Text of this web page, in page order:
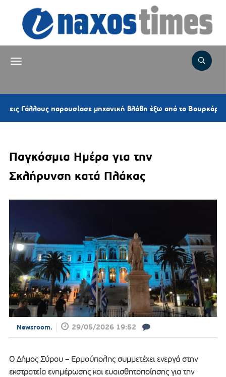
παρουσίασε μηχανική βλάβη έξω από το Βουρκάρι
Παγκόσμια Ημέρα για την
Σκλήρυνση κατά Πλάκας
Newsroom. 29/05/2026 19:52
Ο Δήμος Σύρου – Ερμούπολης συμμετέχει ενεργά στην
εκστρατεία ενημέρωσης και ευαισθητοποίησης για την